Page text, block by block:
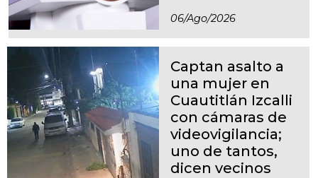
06/ago/2026
Captan asalto a
una mujer en
Cuautitlán Izcalli
con cámaras de
videovigilancia;
uno de tantos,
dicen vecinos